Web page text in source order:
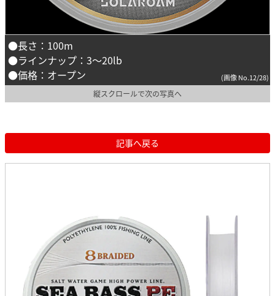
●長さ：100m
●ラインナップ：3～20lb
●価格：オープン
(画像 No.12/28)
縦スクロールで次の写真へ
記事へ戻る